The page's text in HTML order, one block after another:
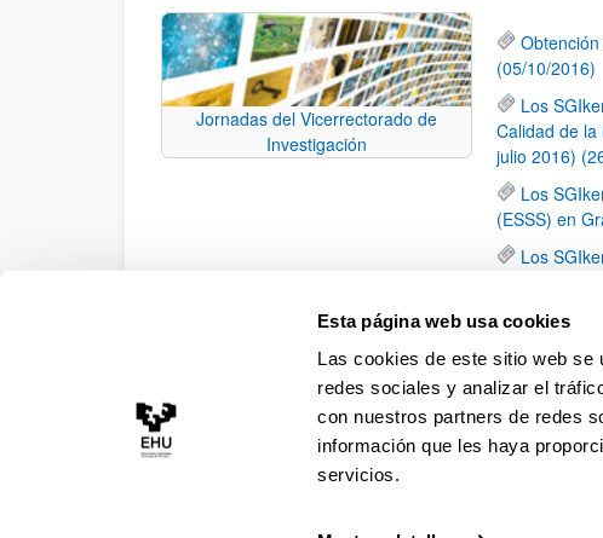
Esta página web usa cookies
Las cookies de este sitio web se
redes sociales y analizar el
con nuestros partners de redes
información que les haya
servicios.
Jornadas del Vicerrectorado de
Investigación
(05/10/2016)
Los
Calidad de
julio 2016)
Los
(ESSS) en
Los
El
calidad de la